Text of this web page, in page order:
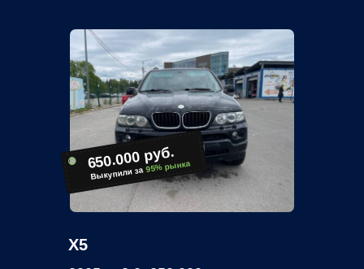
650.000 руб.
Выкупили за95% рынка
X5